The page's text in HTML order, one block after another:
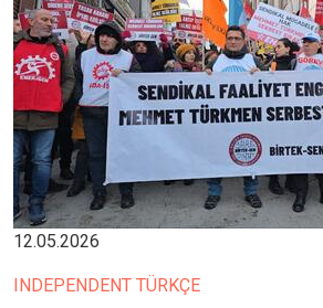
12.05.2026
INDEPENDENT TÜRKÇE